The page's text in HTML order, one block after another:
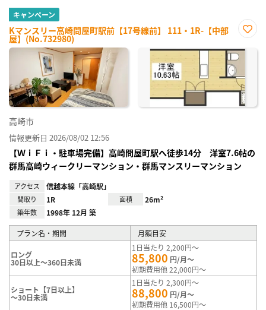
キャンペーン
Kマンスリー高崎問屋町駅前【17号線前】 111・1R-【中部
屋】(No.732980)
に入
り登
高崎市
情報更新日 2026/08/02 12:56
【ＷｉＦｉ・駐車場完備】高崎問屋町駅へ徒歩14分 洋室7.6帖の
群馬高崎ウィークリーマンション・群馬マンスリーマンション
アクセス 信越本線「高崎駅」
間取り 1R 面積 26m²
築年数 1998年 12月 築
プラン名・期間 月額目安
ロング
30日以上～360日未満
1日当たり 2,200円～
85,800 円/月～
初期費用他 22,000円～
ショート【7日以上】
～30日未満
1日当たり 2,300円～
88,800 円/月～
初期費用他 16,500円～